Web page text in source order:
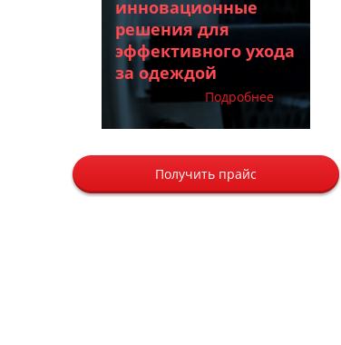
инновационные
решения для
эффективного ухода
за одеждой
Подробнее
Получить прайс